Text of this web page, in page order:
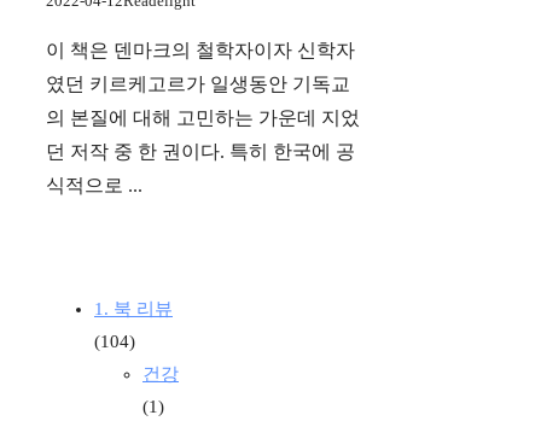
이 책은 덴마크의 철학자이자 신학자
였던 키르케고르가 일생동안 기독교
의 본질에 대해 고민하는 가운데 지었
던 저작 중 한 권이다. 특히 한국에 공
식적으로 ...
1. 북 리뷰
(104)
건강
(1)